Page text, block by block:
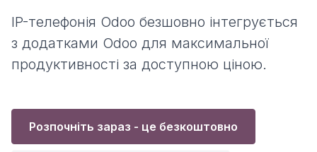
IP-телефонія Odoo безшовно інтегрується
з додатками Odoo для максимальної
продуктивності за доступною ціною.
Розпочніть зараз - це безкоштовно